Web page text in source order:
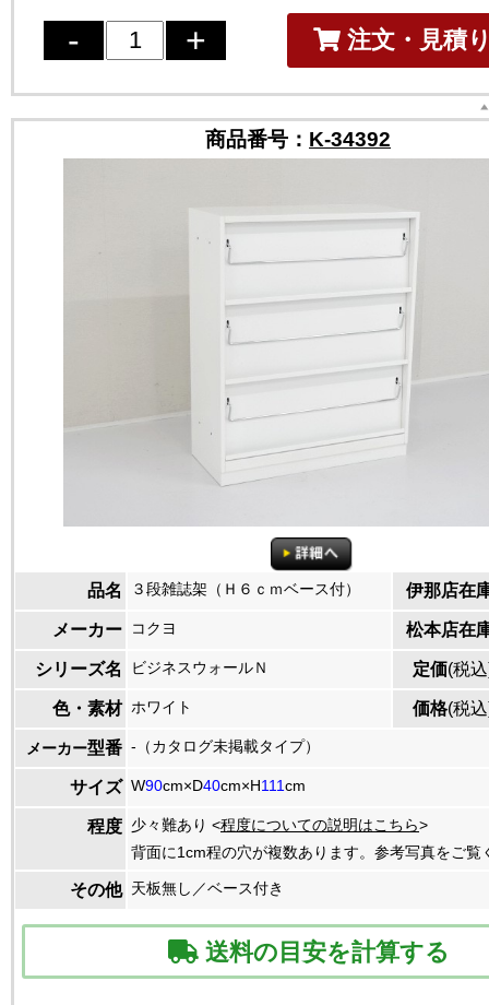
注文・見積
商品番号： K-34392
品名 ３段雑誌架（Ｈ６ｃｍベース付） 伊那店在
メーカー コクヨ 松本店在
シリーズ名 ビジネスウォールＮ 定価(税
色・素材 ホワイト 価格(税
メーカー型番 -（カタログ未掲載タイプ）
サイズ W90cm×D40cm×H111cm
程度 少々難あり <程度についての説明はこちら>
背面に1cm程の穴が複数あります。参考写真をご覧
その他 天板無し／ベース付き
送料の目安を計算する